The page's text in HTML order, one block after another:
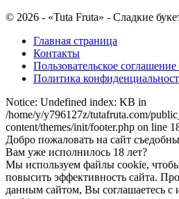
© 2026 - «Tuta Fruta» - Сладкие
Главная страница
Контакты
Пользовательское
Политика
Notice: Undefined index: KB in
/home/y/y796127z/tutafruta.com/
content/themes/init/footer.php on line
Добро пожаловать на сайт
Вам уже исполнилось 18 лет?
Мы используем файлы cookie,
повысить эффективность сайта.
данным сайтом, Вы соглашаетесь с